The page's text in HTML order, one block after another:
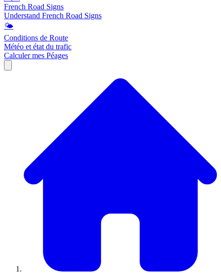
French Road Signs
Understand French Road Signs
🌤️
Conditions de Route
Météo et état du trafic
Calculer mes Péages